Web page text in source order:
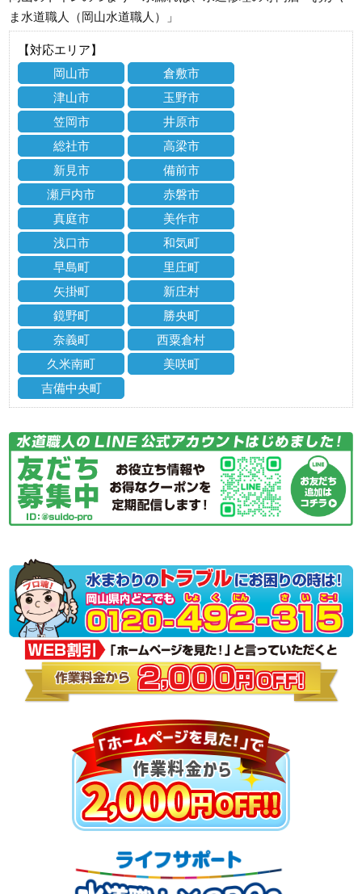
ま水道職人（岡山水道職人）」
【対応エリア】
岡山市
倉敷市
津山市
玉野市
笠岡市
井原市
総社市
高梁市
新見市
備前市
瀬戸内市
赤磐市
真庭市
美作市
浅口市
和気町
早島町
里庄町
矢掛町
新庄村
鏡野町
勝央町
奈義町
西粟倉村
久米南町
美咲町
吉備中央町